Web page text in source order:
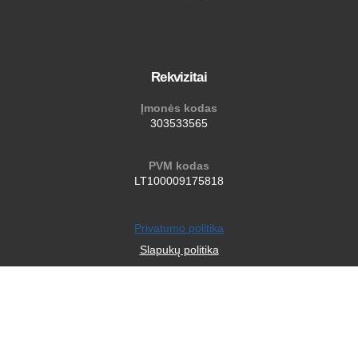
Rekvizitai
Įmonės kodas
303533565
PVM kodas
LT100009175818
Privatumo politika
Slapukų politika